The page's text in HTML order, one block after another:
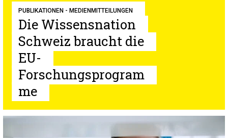
PUBLIKATIONEN - MEDIENMITTEILUNGEN
Die Wissensnation
Schweiz braucht die
EU-
Forschungsprogram
me